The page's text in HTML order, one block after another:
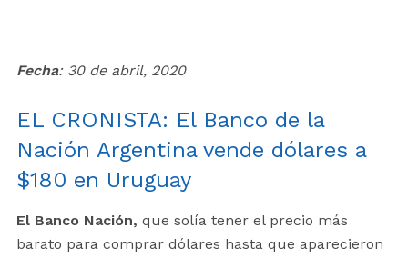
Fecha: 30 de abril, 2020
EL CRONISTA: El Banco de la
Nación Argentina vende dólares a
$180 en Uruguay
El Banco Nación, que solía tener el precio más
barato para comprar dólares hasta que aparecieron